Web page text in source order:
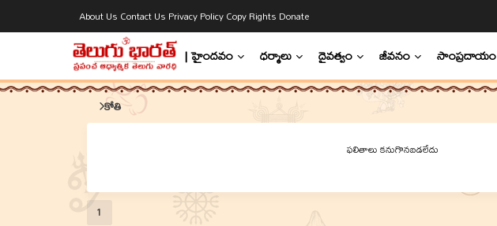
About Us Contact Us Privacy PolicyCopy Rights Donate
| హైందవం ధర్మాలు దైవత్వం జీవనం సాంప్రదాయం
కోతి
ఫలితాలు కనుగొనబడలేదు
1